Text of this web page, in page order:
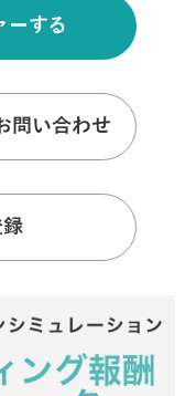
ーする
問い合わせ